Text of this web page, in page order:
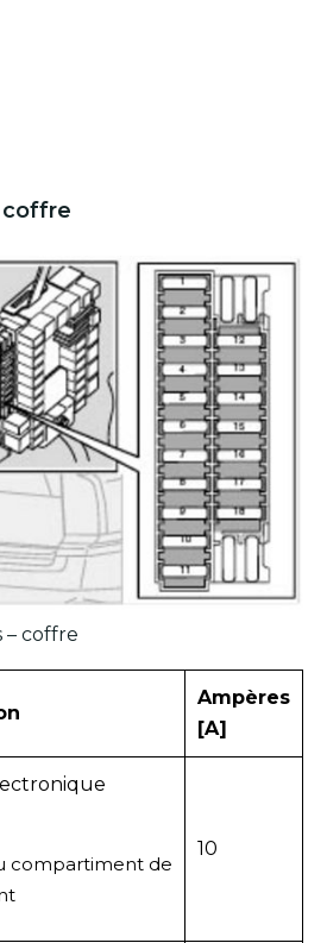
coffre
– coffre
Ampères
[A]
compartiment de
10